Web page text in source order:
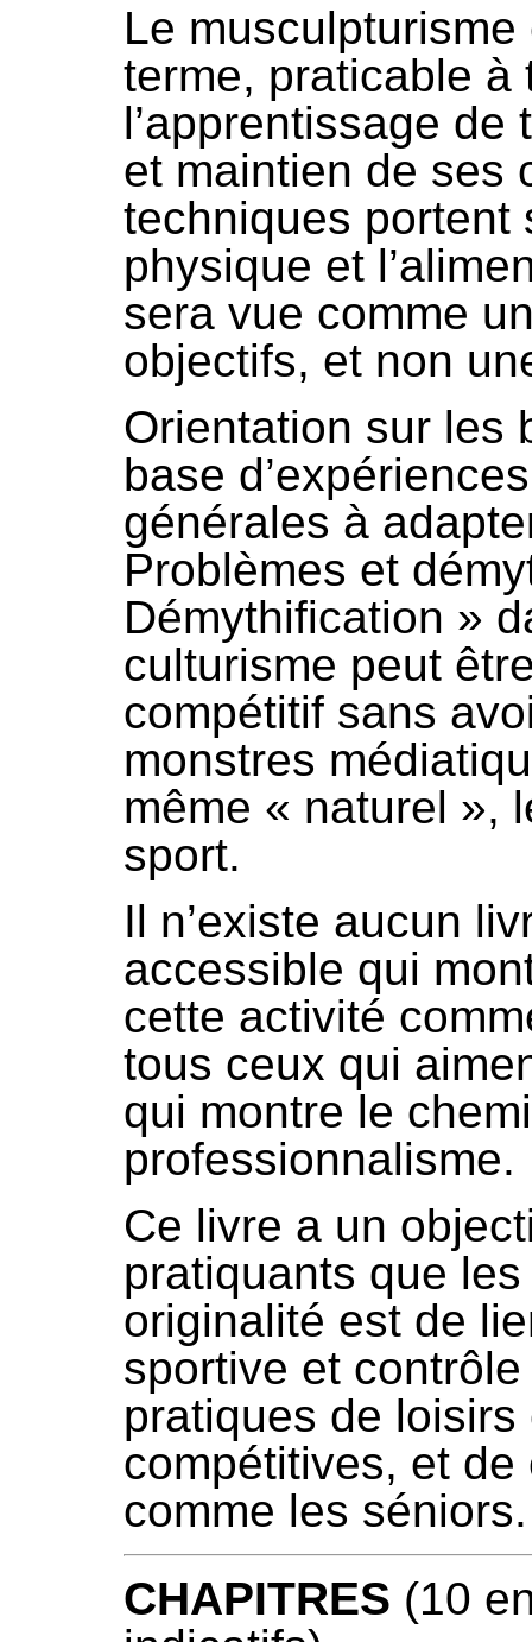
Le
terme, praticable à
l’apprentissage de
et maintien de ses
techniques portent
physique et
sera vue comme
objectifs, et non
Orientation sur les
base
générales à
Problèmes et
Démythification »
culturisme peut
compétitif sans
monstres
même « naturel »,
sport.
Il n’existe aucun
accessible qui
cette activité
tous ceux qui
qui montre le
professionnalisme.
Ce livre a un
pratiquants que
originalité est de
sportive et
pratiques de
compétitives, et
comme les séniors.
CHAPITRES (10